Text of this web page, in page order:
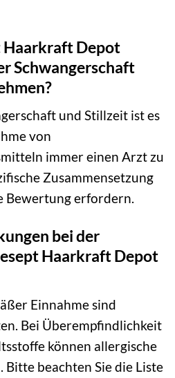
Haarkraft Depot
Schwangerschaft
und Stillzeit ist es
von
immer einen Arzt zu
Zusammensetzung
Bewertung erfordern.
bei der
Haarkraft Depot
Einnahme sind
Bei Überempfindlichkeit
können allergische
beachten Sie die Liste